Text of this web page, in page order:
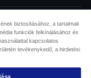
biztosításához, a tartalmak
funkciók felkínálásához és
kapcsolatos
tevékenykedő, a hirdetési